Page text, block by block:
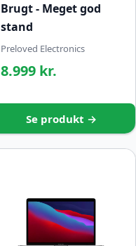
Brugt - Meget god
stand
Preloved Electronics
8.999 kr.
Se produkt →